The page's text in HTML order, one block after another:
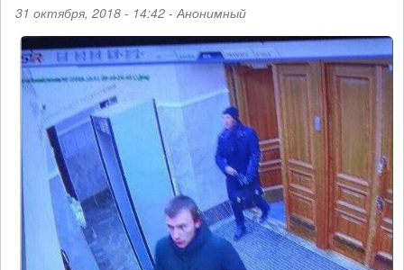
31 октября, 2018 - 14:42 -Анонимный